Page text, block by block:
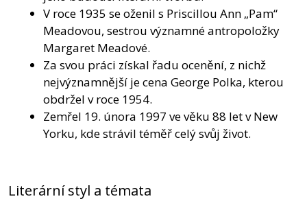
V roce 1935 se oženil s Priscillou Ann „Pam“
Meadovou, sestrou významné antropoložky
Margaret Meadové.
Za svou práci získal řadu ocenění, z nichž
nejvýznamnější je cena George Polka, kterou
obdržel v roce 1954.
Zemřel 19. února 1997 ve věku 88 let v New
Yorku, kde strávil téměř celý svůj život.
Literární styl a témata